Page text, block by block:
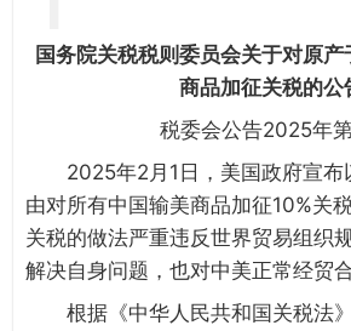
国务院关税税则委员会关于对原产
商品加征关税的公
税委会公告2025年
2025年2月1日，美国政府宣布
由对所有中国输美商品加征10%关
关税的做法严重违反世界贸易组织
解决自身问题，也对中美正常经贸
根据《中华人民共和国关税法